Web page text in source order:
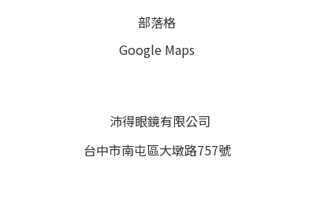
部落格
Google Maps
沛得眼鏡有限公司
台中市南屯區大墩路757號